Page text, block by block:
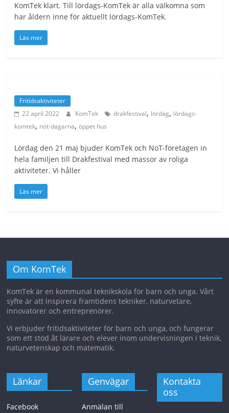
KomTek klart. Till lördags-KomTek är alla välkomna som
har åldern inne för aktuellt lördags-KomTek.
Läs mer
Fritidsaktiviteter
22 april 2022
KomTek drakfestival, lördag, lördags-
komtek, not-dagarna,öppet hus
Lördag den 21 maj bjuder KomTek och NoT-företagen in
hela familjen till Drakfestival med massor av roliga
aktiviteter. Vi håller
Läs mer
Om KomTek
KomTek är en kommunal teknikskola för barn och unga. Vårt
syfte är att inspirera framtidens tekniker, naturvetare,
innovatörer och entreprenörer.
Vi erbjuder fritidsaktiviteter för barn och unga, och fungerar
som ett stöd åt lärare och elever inom undervisningen i teknik,
naturvetenskap och matematik.
Länkar
Facebook
Genvägar
Anmälan till
Kontakta
oss